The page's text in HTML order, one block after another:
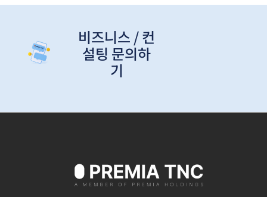
비즈니스 / 컨
설팅 문의하
기